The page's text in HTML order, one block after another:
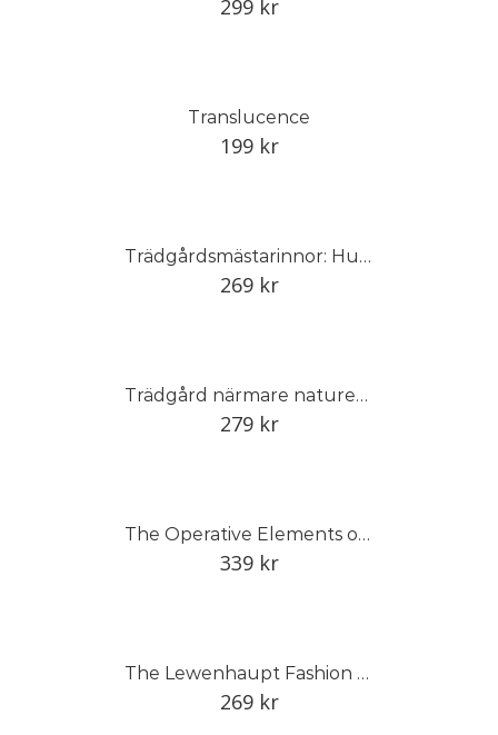
299 kr
Translucence
199 kr
Trädgårdsmästarinnor: Hundra år av kamp för jämställd trädgårdsutbildning
269 kr
Trädgård närmare naturen : Arts and Crafts och en vildare trädgård
279 kr
The Operative Elements of Architecture
339 kr
The Lewenhaupt Fashion Collection
269 kr